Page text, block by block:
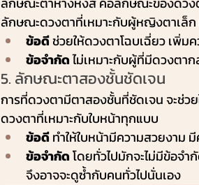
ลักษณะดวงตาที่เหมาะกับผู้หญิงตาเล็
ข้อดี ช่วยให้ดวงตาโฉบเฉี่ยว เพิ่ม
ข้อจำกัด ไม่เหมาะกับผู้ที่มีดวงตาก
5. ลักษณะตาสองชั้นชัดเจน
การที่ดวงตามีตาสองชั้นที่ชัดเจน จะช่
ดวงตาที่เหมาะกับใบหน้าทุกแบบ
ข้อดี ทำให้ใบหน้ามีความสวยงาม
ข้อจำกัด โดยทั่วไปมักจะไม่มีข้อจ
จึงอาจจะดูซ้ำกับคนทั่วไปนั่นเอง